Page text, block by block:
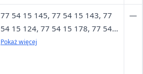
15 317, 77 44 14 317
77 54 15 145, 77 54 15 143, 77
54 15 124, 77 54 15 178, 77 54
15 122, 77 54 15 126, 77 54 15
Pokaż więcej
—